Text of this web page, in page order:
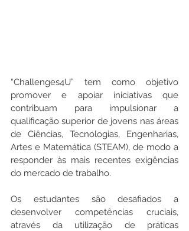
“Challenges4U” tem como objetivo
promover e apoiar iniciativas que
contribuam para impulsionar a
qualificação superior de jovens nas áreas
de Ciências, Tecnologias, Engenharias,
Artes e Matemática (STEAM), de modo a
responder às mais recentes exigências
do mercado de trabalho.
Os estudantes são desafiados a
desenvolver competências cruciais,
através da utilização de práticas